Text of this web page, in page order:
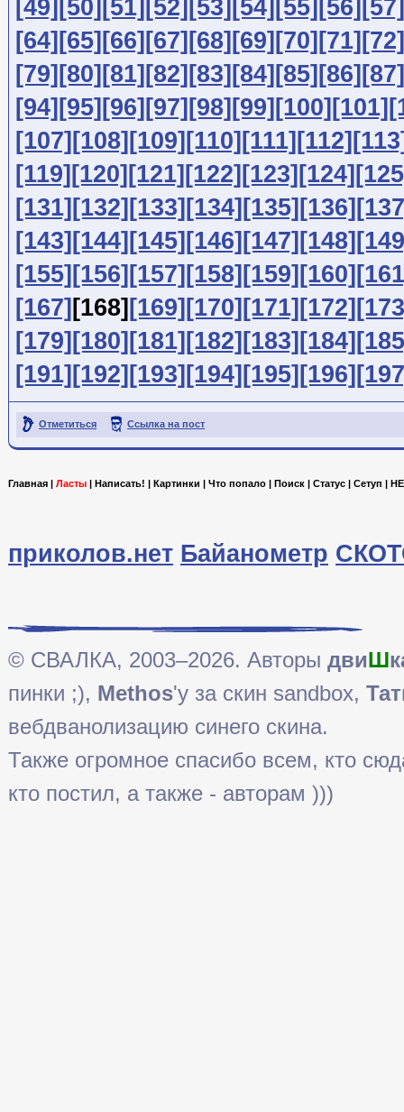
[49] [50] [51] [52] [53] [54] [55] [56]
[57]
[64] [65] [66] [67] [68] [69] [70] [71] [72]
[79] [80] [81] [82] [83] [84] [85] [86] [87]
[94] [95] [96] [97] [98] [99] [100] [101]
[107] [108] [109] [110] [111] [112]
[119] [120] [121] [122] [123] [124]
[131] [132] [133] [134] [135] [136]
[143] [144] [145] [146] [147] [148]
[155] [156] [157] [158] [159] [160]
[167] [168] [169] [170] [171] [172]
[179] [180] [181] [182] [183] [184]
[191] [192] [193] [194] [195] [196]
Отметиться Ссылка на пост
Главная | Ласты | Написать! | Картинки | Что попало | Поиск | Статус | Сетуп |
приколов.нет Байанометр
© СВАЛКА, 2003–2026. Авторы двиШ
пинки ;), Methos'у за скин sandbox,
вебдванолизацию синего скина.
Также огромное спасибо всем, кто
кто постил, а также - авторам )))